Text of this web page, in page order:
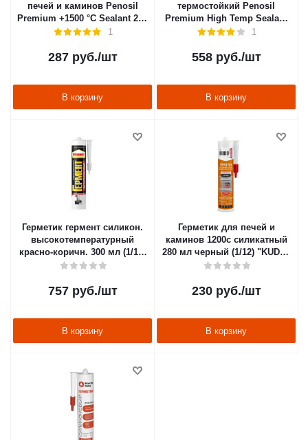
печей и каминов Penosil
Premium +1500 °C Sealant 280
мл черный 218945
1
287руб./шт
В корзину
термостойкий Penosil
Premium High Temp Sealant
280 мл красный 218931
1
558руб./шт
В корзину
Герметик гермент силикон.
высокотемпературный
красно-коричн. 300 мл (1/12)
хенкель
757руб./шт
В корзину
Герметик для печей и
каминов 1200с силикатный
280 мл черный (1/12) "KUDO"
KSK-702
230руб./шт
В корзину